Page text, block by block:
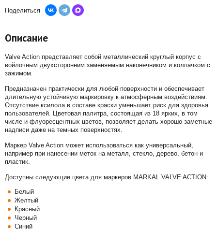
Поделиться
Описание
Valve Action представляет собой металлический круглый корпус с
войлочным двухсторонним заменяемым наконечником и колпачком с
зажимом.
Предназначен практически для любой поверхности и обеспечивает
длительную устойчивую маркировку к атмосферным воздействиям.
Отсутствие ксилола в составе краски уменьшает риск для здоровья
пользователей. Цветовая палитра, состоящая из 18 ярких, в том
числе и флуоресцентных цветов, позволяет делать хорошо заметные
надписи даже на темных поверхностях.
Маркер Valve Action может использоваться как универсальный,
например при нанесении меток на металл, стекло, дерево, бетон и
пластик.
Доступны следующие цвета для маркеров MARKAL VALVE ACTION:
Белый
Желтый
Красный
Черный
Синий